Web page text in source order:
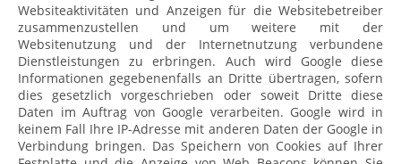
Websiteaktivitäten und Anzeigen für die Websitebetreiber
zusammenzustellen und um weitere mit der
Websitenutzung und der Internetnutzung verbundene
Dienstleistungen zu erbringen. Auch wird Google diese
Informationen gegebenenfalls an Dritte übertragen, sofern
dies gesetzlich vorgeschrieben oder soweit Dritte diese
Daten im Auftrag von Google verarbeiten. Google wird in
keinem Fall Ihre IP-Adresse mit anderen Daten der Google in
Verbindung bringen. Das Speichern von Cookies auf Ihrer